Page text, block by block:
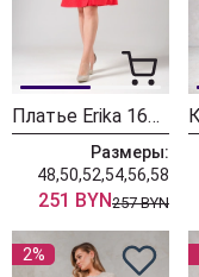
Платье Erika 1623 красное
Размеры:
48,50,52,54,56,58
251 BYN257 BYN
2%